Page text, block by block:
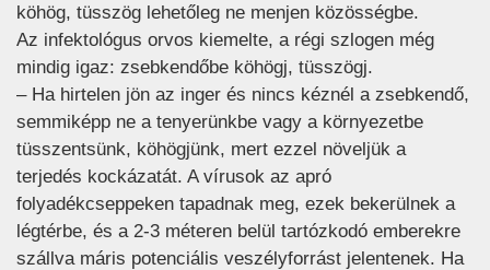
köhög, tüsszög lehetőleg ne menjen közösségbe.
Az infektológus orvos kiemelte, a régi szlogen még
mindig igaz: zsebkendőbe köhögj, tüsszögj.
– Ha hirtelen jön az inger és nincs kéznél a zsebkendő,
semmiképp ne a tenyerünkbe vagy a környezetbe
tüsszentsünk, köhögjünk, mert ezzel növeljük a
terjedés kockázatát. A vírusok az apró
folyadékcseppeken tapadnak meg, ezek bekerülnek a
légtérbe, és a 2-3 méteren belül tartózkodó emberekre
szállva máris potenciális veszélyforrást jelentenek. Ha